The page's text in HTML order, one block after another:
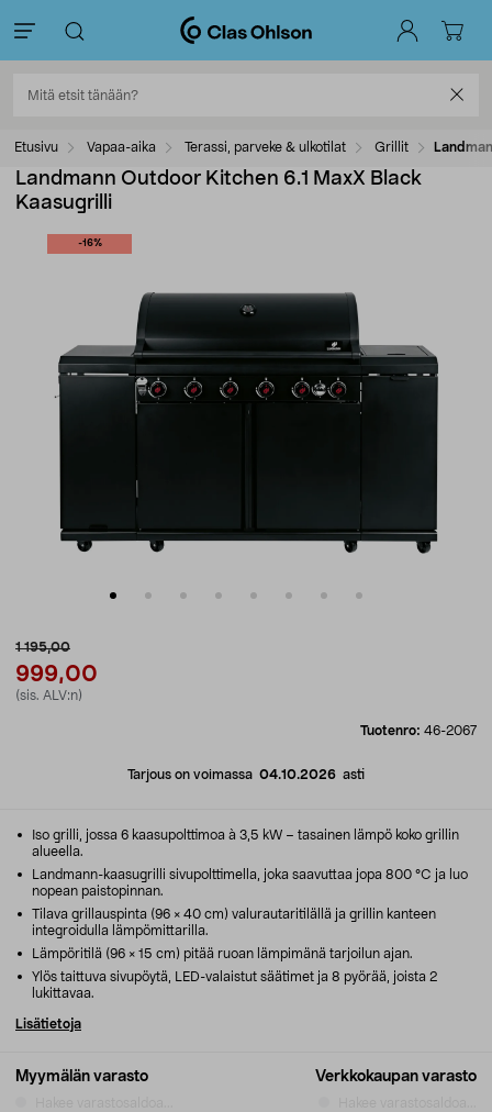
Etusivu Vapaa-aika Terassi, parveke & ulkotilat Grillit
Landmann Outdoor Kitchen 6.1 MaxX Black
Kaasugrilli
-16%
1 195,00
999,00
(sis. ALV:n)
Tuotenro: 46-2067
Tarjous on voimassa 04.10.2026 asti
Myymälän varasto Verkkokaupan varasto
Iso grilli, jossa 6 kaasupolttimoa à 3,5 kW – tasainen lämpö koko grillin
alueella.
Landmann-kaasugrilli sivupolttimella, joka saavuttaa jopa 800 °C ja luo
nopean paistopinnan.
Tilava grillauspinta (96 × 40 cm) valurautaritilällä ja grillin kanteen
integroidulla lämpömittarilla.
Lämpöritilä (96 × 15 cm) pitää ruoan lämpimänä tarjoilun ajan.
Ylös taittuva sivupöytä, LED-valaistut säätimet ja 8 pyörää, joista 2
lukittavaa.
Lisätietoja